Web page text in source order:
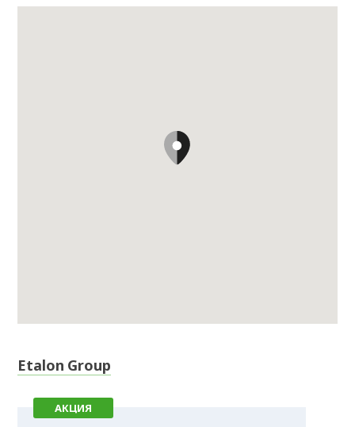
Etalon Group
АКЦИЯ